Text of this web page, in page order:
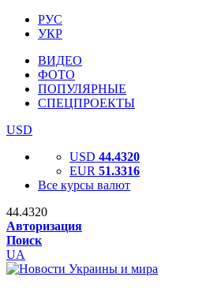
РУС
УКР
ВИДЕО
ФОТО
ПОПУЛЯРНЫЕ
СПЕЦПРОЕКТЫ
USD
USD 44.4320
EUR 51.3316
Все курсы валют
44.4320
Авторизация
Поиск
UA